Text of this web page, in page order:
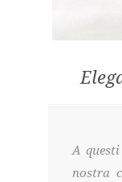
A
nostra